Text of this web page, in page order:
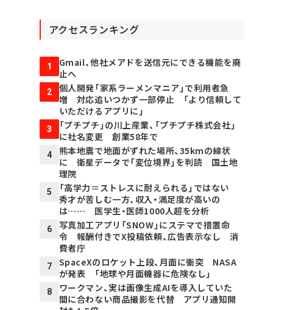
アクセスランキング
1
Gmail、他社メアドを送信元にできる機能を廃
止へ
2
個人開発「家系ラーメンマニア」で利用者急
増 対応追いつかず一部停止 「より信頼して
いただけるアプリに」
3
「プチプチ」の川上産業、「プチプチ株式会社」
に社名変更 創業58年で
4
熊本地震で地面がずれた場所、35kmの線状
に 衛星データで「変位境界」を判読 国土地
理院
5
「高学力＝ストレスに耐えられる」ではない
秀才が苦しむ一方、収入・満足度が高いの
は…… 医学生・医師1000人超を分析
6
写真加工アプリ「SNOW」にステマで措置命
令 報酬付きでX投稿依頼、広告表示なし 消
費者庁
7
SpaceXのロケット上段、月面に衝突 NASA
が発表 「地球や月面機器に危険なし」
8
ワークマン、実は画像生成AIを導入していた
間に合わない商品撮影を代替 アプリ通知開